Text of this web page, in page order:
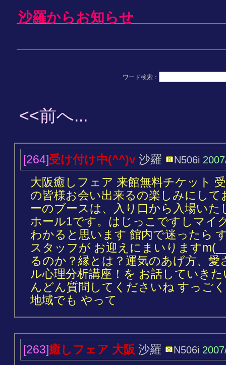
沙羅からお知らせ
ワード検索：
<<前へ...
[264]受け付け中(^^)v 沙羅 N506i
大阪癒しフェア 来館無料チケット
の皆様お会い出来るの楽しみにし
ーのブースは、入り口から入場い
ホール1です。はじっこですしマイ
わかると思います 館内で迷ったら
スタッフが お迎えにまいります
るのか？縁とは？運気のあげ方、
ル心理分析講座！を お話していき
んどん質問してくださいね すっご
地域でも やって
[263]癒しフェア 大阪 沙羅 N506i